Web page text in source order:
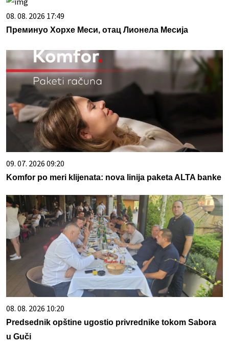
08. 08. 2026 17:49
Преминуо Хорхе Меси, отац Лионела Месија
09. 07. 2026 09:20
Komfor po meri klijenata: nova linija paketa ALTA banke
08. 08. 2026 10:20
Predsednik opštine ugostio privrednike tokom Sabora
u Guči